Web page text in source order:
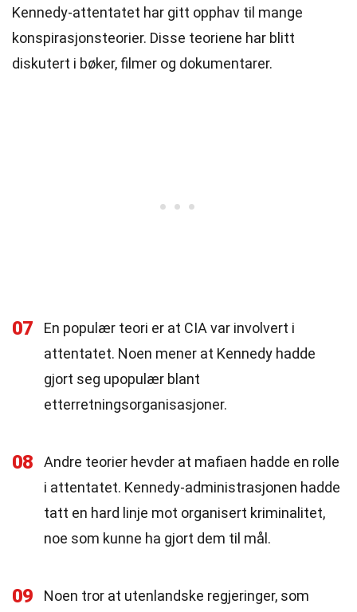
Kennedy-attentatet har gitt opphav til mange
konspirasjonsteorier. Disse teoriene har blitt
diskutert i bøker, filmer og dokumentarer.
07
En populær teori er at CIA var involvert i
attentatet. Noen mener at Kennedy hadde
gjort seg upopulær blant
etterretningsorganisasjoner.
08
Andre teorier hevder at mafiaen hadde en rolle
i attentatet. Kennedy-administrasjonen hadde
tatt en hard linje mot organisert kriminalitet,
noe som kunne ha gjort dem til mål.
09
Noen tror at utenlandske regjeringer, som